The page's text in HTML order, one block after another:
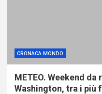
CRONACA MONDO
METEO. Weekend
Washington, tra i più